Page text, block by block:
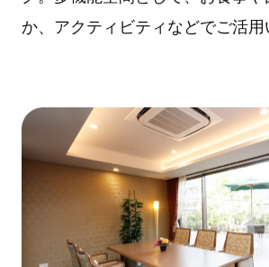
か、アクティビティなどでご活用